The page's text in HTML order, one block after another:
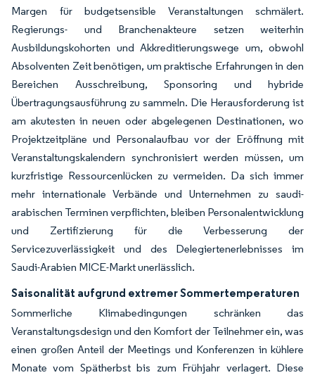
Margen für budgetsensible Veranstaltungen schmälert.
Regierungs- und Branchenakteure setzen weiterhin
Ausbildungskohorten und Akkreditierungswege um, obwohl
Absolventen Zeit benötigen, um praktische Erfahrungen in den
Bereichen Ausschreibung, Sponsoring und hybride
Übertragungsausführung zu sammeln. Die Herausforderung ist
am akutesten in neuen oder abgelegenen Destinationen, wo
Projektzeitpläne und Personalaufbau vor der Eröffnung mit
Veranstaltungskalendern synchronisiert werden müssen, um
kurzfristige Ressourcenlücken zu vermeiden. Da sich immer
mehr internationale Verbände und Unternehmen zu saudi-
arabischen Terminen verpflichten, bleiben Personalentwicklung
und Zertifizierung für die Verbesserung der
Servicezuverlässigkeit und des Delegiertenerlebnisses im
Saudi-Arabien MICE-Markt unerlässlich.
Saisonalität aufgrund extremer Sommertemperaturen
Sommerliche Klimabedingungen schränken das
Veranstaltungsdesign und den Komfort der Teilnehmer ein, was
einen großen Anteil der Meetings und Konferenzen in kühlere
Monate vom Spätherbst bis zum Frühjahr verlagert. Diese